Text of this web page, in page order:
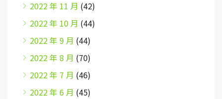
2022 年 11 月 (42)
2022 年 10 月 (44)
2022 年 9 月 (44)
2022 年 8 月 (70)
2022 年 7 月 (46)
2022 年 6 月 (45)